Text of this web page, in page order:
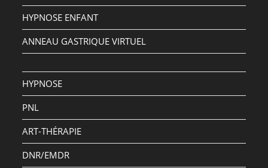
HYPNOSE ENFANT
ANNEAU GASTRIQUE VIRTUEL
HYPNOSE
PNL
ART-THÉRAPIE
DNR/EMDR